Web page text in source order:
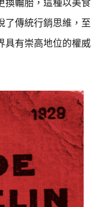
了傳統行銷思維，至
具有崇高地位的權威